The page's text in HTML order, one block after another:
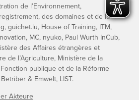
de l’Environnement,
des domaines et de la
guichet.lu, House of Training, ITM,
MC, nyuko, Paul Wurth InCub,
des Affaires étrangères et
de l’Agriculture, Ministère de la
publique et de la Réforme
& Emwelt, LIST.
Akteure